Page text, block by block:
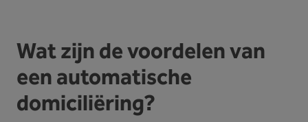
Wat zijn de voordelen van
een automatische
domiciliëring?